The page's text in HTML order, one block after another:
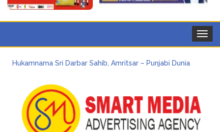
Toggle
Hukamnama Sri Darbar Sahib, Amritsar – Punjabi Dunia
Hukamnama Sri Darbar Sahib, Amritsar – Punjabi Dunia
ਕੇਂਦਰ ਦਾ ਸਪੱਸ਼ਟੀਕਰਨ: UPI ਸੇਵਾਵਾਂ, ਆਮ ਲੋਕਾਂ ਲਈ ਮੁਫ਼ਤ ਜਾਰੀ ਰਹਿਣਗੀਆਂ, ਵਪਾਰੀਆਂ ਲਈ ਮਾਮੂਲੀ ਫੀਸ!